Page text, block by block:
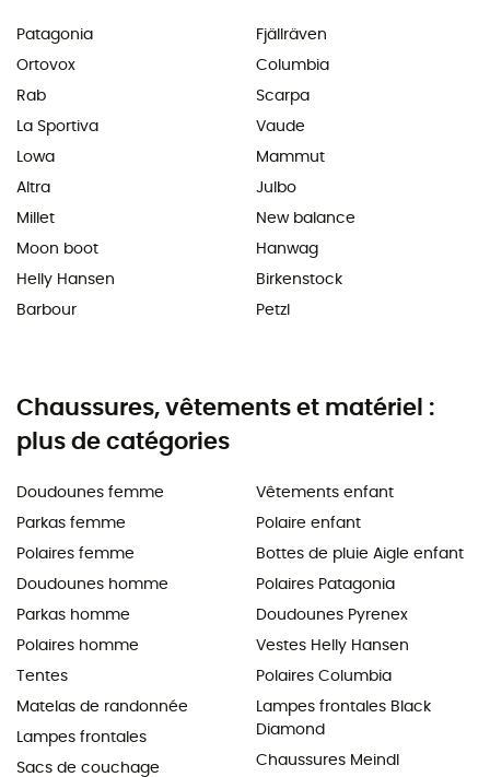
Patagonia
Ortovox
Rab
La Sportiva
Lowa
Altra
Millet
Moon boot
Helly Hansen
Barbour
Fjällräven
Columbia
Scarpa
Vaude
Mammut
Julbo
New balance
Hanwag
Birkenstock
Petzl
Chaussures, vêtements et matériel :
plus de catégories
Doudounes femme
Parkas femme
Polaires femme
Doudounes homme
Parkas homme
Polaires homme
Tentes
Matelas de randonnée
Lampes frontales
Sacs de couchage
Vêtements enfant
Polaire enfant
Bottes de pluie Aigle enfant
Polaires Patagonia
Doudounes Pyrenex
Vestes Helly Hansen
Polaires Columbia
Lampes frontales Black
Diamond
Chaussures Meindl